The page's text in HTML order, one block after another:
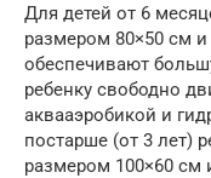
Для детей от 6
размером 80×50 см
обеспечивают
ребенку свободно
аквааэробикой и
постарше (от 3 лет)
размером 100×60